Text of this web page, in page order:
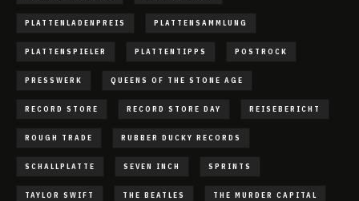
PLATTENLADENPREIS PLATTENSAMMLUNG
PLATTENSPIELER PLATTENTIPPS POSTROCK
PRESSWERK QUEENS OF THE STONE AGE
RECORD STORE RECORD STORE DAY REISEBERICHT
ROUGH TRADE RUBBER DUCKY RECORDS
SCHALLPLATTE SEVEN INCH SPRINTS
TAYLOR SWIFT THE BEATLES THE MURDER CAPITAL